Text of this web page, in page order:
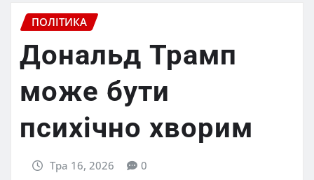
ПОЛІТИКА
Дональд Трамп
може бути
психічно хворим
Тра 16, 2026 0